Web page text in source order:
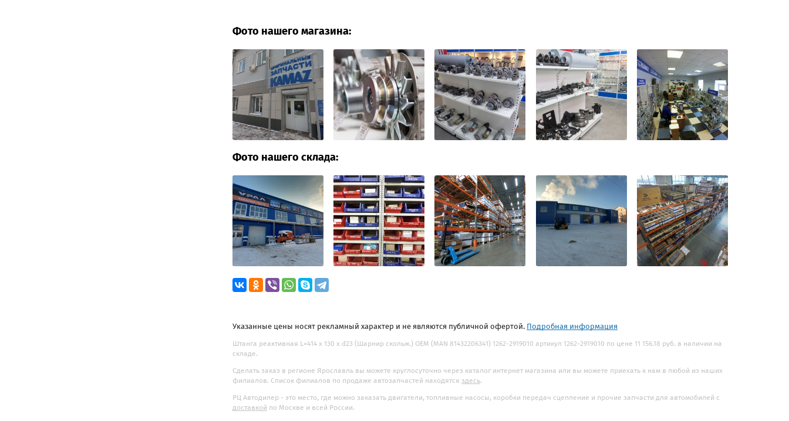
Фото нашего магазина:
Фото нашего склада:
Указанные цены носят рекламный характер и не являются публичной офертой. Подробная информация
Штанга реактивная L=414 x 130 x d23 (Шарнир скольж.) OEM (MAN 81432206341) 1262-2919010 артикул 1262-2919010 по цене 11 156.18 руб. в наличии на
складе.
Сделать заказ в регионе Ярославль вы можете круглосуточно через каталог интернет магазина или вы можете приехать к нам в любой из наших
филиалов. Список филиалов по продаже автозапчастей находятся здесь.
РЦ Автодилер - это место, где можно заказать двигатели, топливные насосы, коробки передач сцепление и прочие запчасти для автомобилей с
доставкой по Москве и всей России.